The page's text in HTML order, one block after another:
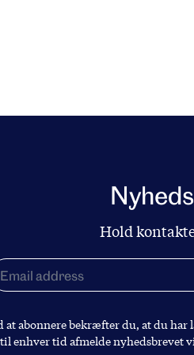
Hold
at abonnere bekræfter du, at du har
til enhver tid afmelde nyhedsbrevet